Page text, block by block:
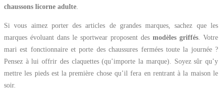
chaussons licorne adulte
Si vous aimez porter des articles de grandes marques, sachez que les
marques évoluant dans le sportwear proposent des modèles griffés . Votre
mari est fonctionnaire et porte des chaussures fermées toute la journée ?
Pensez à lui offrir des claquettes (qu’importe la marque). Soyez sûr qu’y
mettre les pieds est la première chose qu’il fera en rentrant à la maison le
soir.